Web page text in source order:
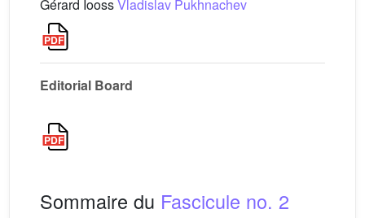
Gérard IoossVladislav Pukhnachev
Editorial Board
Sommaire du Fascicule no. 2